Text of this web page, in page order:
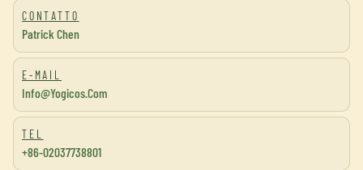
CONTATTO
Patrick Chen
E-MAIL
Info@yogicos.com
TEL
+86-02037738801